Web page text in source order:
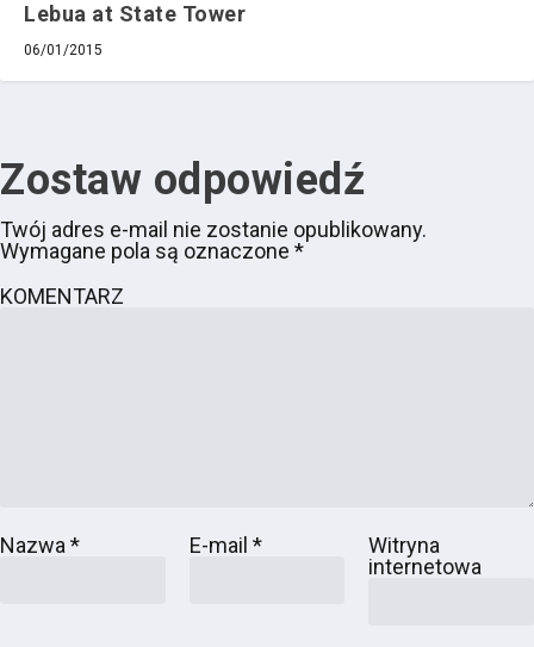
Lebua at State Tower
06/01/2015
Zostaw odpowiedź
Twój adres e-mail nie zostanie opublikowany.
Wymagane pola są oznaczone *
KOMENTARZ
Nazwa* E-mail*
Witryna
internetowa